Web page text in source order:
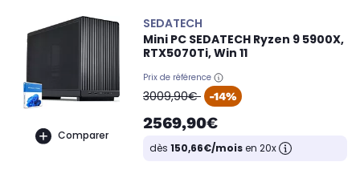
Comparer
SEDATECH
Mini PC SEDATECH Ryzen 9 5900X,
RTX5070Ti, Win 11
Prix de référence
oldPrice
3009,90€ -14%
2569,90€
dès 150,66€/moisen 20x